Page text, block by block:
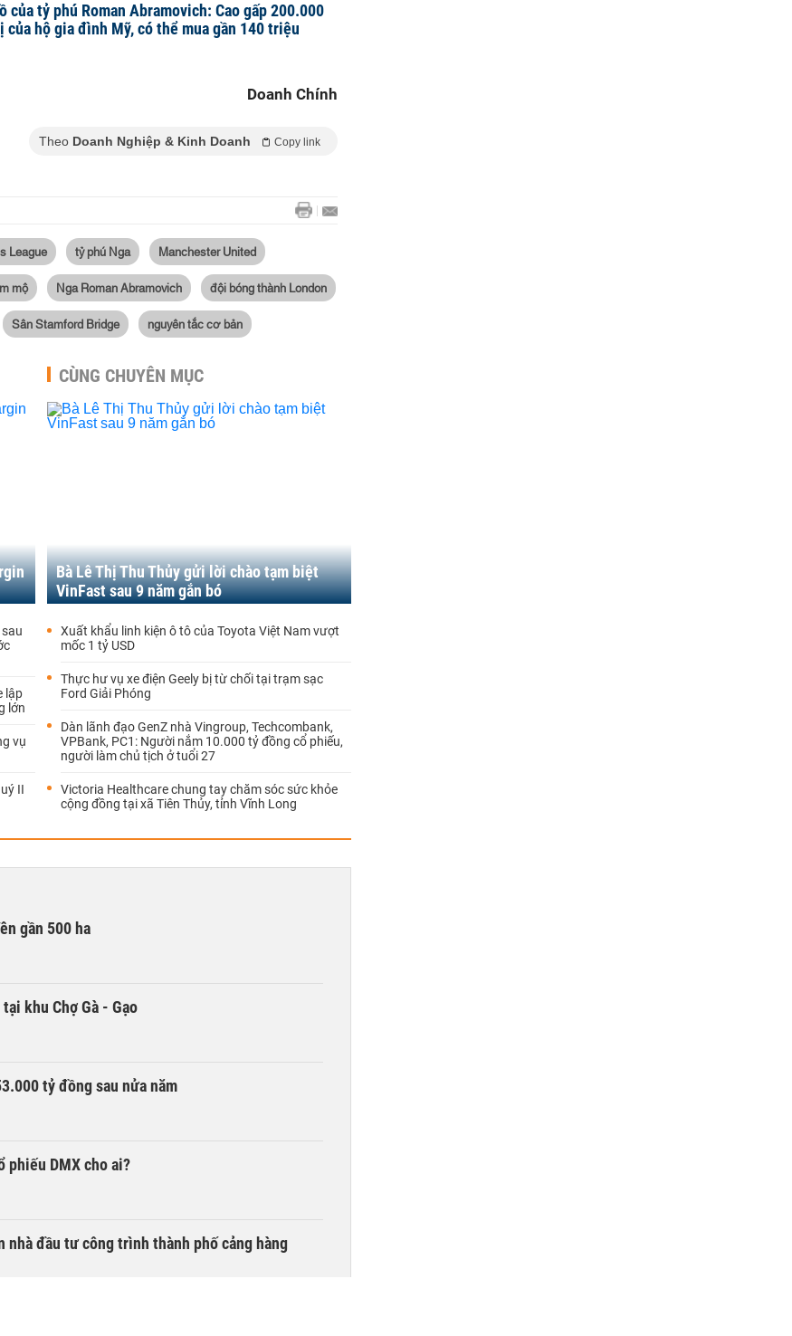
của tỷ phú Roman Abramovich: Cao gấp 200.000
của hộ gia đình Mỹ, có thể mua gần 140 triệu
Doanh Chính
Theo Doanh Nghiệp & Kinh Doanh Copy link
League tỷ phú Nga Manchester United
mộ Nga Roman Abramovich đội bóng thành London
Sân Stamford Bridge nguyên tắc cơ bản
lập
lớn
vụ
II
CÙNG CHUYÊN MỤC
Bà Lê Thị Thu Thủy gửi lời chào tạm biệt
VinFast sau 9 năm gắn bó
Xuất khẩu linh kiện ô tô của Toyota Việt Nam vượt
mốc 1 tỷ USD
Thực hư vụ xe điện Geely bị từ chối tại trạm sạc
Ford Giải Phóng
Dàn lãnh đạo GenZ nhà Vingroup, Techcombank,
VPBank, PC1: Người nắm 10.000 tỷ đồng cổ phiếu,
người làm chủ tịch ở tuổi 27
Victoria Healthcare chung tay chăm sóc sức khỏe
cộng đồng tại xã Tiên Thủy, tỉnh Vĩnh Long
gần 500 ha
khu Chợ Gà - Gạo
tỷ đồng sau nửa năm
phiếu DMX cho ai?
đầu tư công trình thành phố cảng hàng